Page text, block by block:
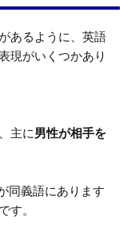
あるように、英語
現がいくつかあり
主に男性が相手を
同義語にあります
す。